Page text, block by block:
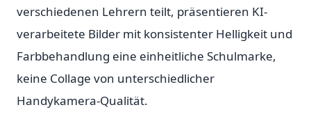
verschiedenen Lehrern teilt, präsentieren KI-
verarbeitete Bilder mit konsistenter Helligkeit und
Farbbehandlung eine einheitliche Schulmarke,
keine Collage von unterschiedlicher
Handykamera-Qualität.